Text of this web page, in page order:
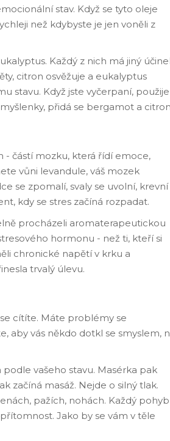
stav. Když se tyto oleje
než kdybyste je jen voněli z
Každý z nich má jiný
citron osvěžuje a eukalyptus
stavu. Když jste vyčerpaní, použije
přidá se bergamot a
- částí mozku, která řídí emoce,
vůni levandule, váš mozek
se zpomalí, svaly se uvolní, krevní
kdy se stres začíná rozpadat.
procházeli aromaterapeutickou
hormonu - než ti, kteří si
chronické napětí v krku a
trvalý úlevu.
cítíte. Máte problémy se
aby vás někdo dotkl se smyslem,
vašeho stavu. Masérka pak
začíná masáž. Nejde o silný tlak.
pažích, nohách. Každý pohyb
Jako by se vám v těle